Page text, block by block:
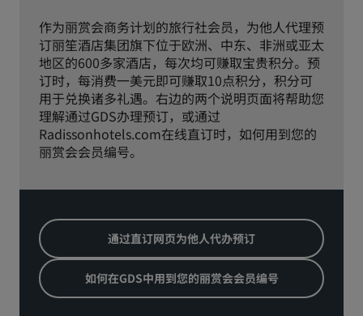
中国附属品牌
锦江
昆仑 Golden Tulip
作为丽赏会商务计划的旅行社会员，为他人代理预
订丽笙酒店集团旗下位于欧洲、中东、非洲或亚太
地区的600多家酒店，每次均可赚取宝贵积分。预
订时，每消费一美元即可赚取10点积分，积分可
用于兑换诸多礼遇。右边的两个说明页面将帮助您
理解通过GDS办理预订，或通过
Radissonhotels.com在线直订时，如何用到您的
丽赏会会员编号。
通过直订网页为他人代办预订
如何在GDS中用到您的丽赏会会员编号